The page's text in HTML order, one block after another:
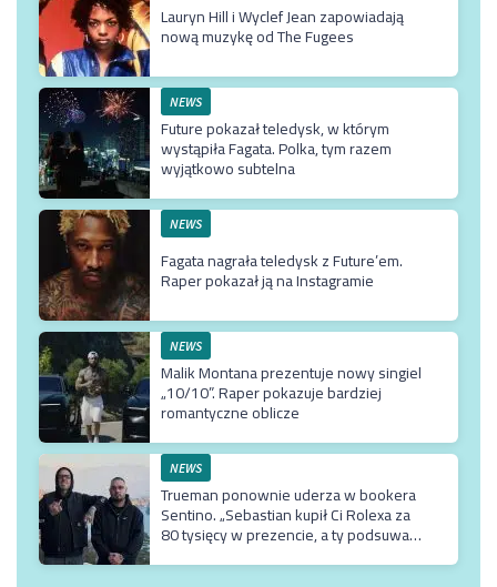
Lauryn Hill i Wyclef Jean zapowiadają
nową muzykę od The Fugees
NEWS
Future pokazał teledysk, w którym
wystąpiła Fagata. Polka, tym razem
wyjątkowo subtelna
NEWS
Fagata nagrała teledysk z Future’em.
Raper pokazał ją na Instagramie
NEWS
Malik Montana prezentuje nowy singiel
„10/10”. Raper pokazuje bardziej
romantyczne oblicze
NEWS
Trueman ponownie uderza w bookera
Sentino. „Sebastian kupił Ci Rolexa za
80 tysięcy w prezencie, a ty podsuwasz